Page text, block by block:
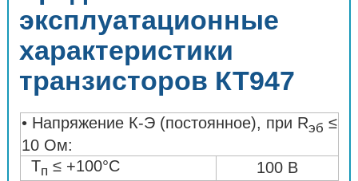
эксплуатационные
характеристики
транзисторов КТ947
• Напряжение К-Э (постоянное), при Rэб ≤
10 Ом:
Тп ≤ +100°C
100 В